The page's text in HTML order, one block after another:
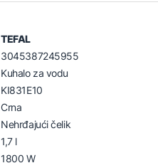
TEFAL
3045387245955
Kuhalo za vodu
KI831E10
Crna
Nehrđajući čelik
1,7 l
1800 W